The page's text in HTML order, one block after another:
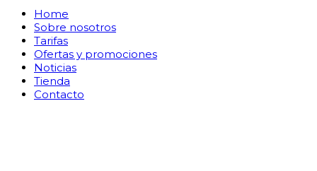
Home
Sobre nosotros
Tarifas
Ofertas y promociones
Noticias
Tienda
Contacto